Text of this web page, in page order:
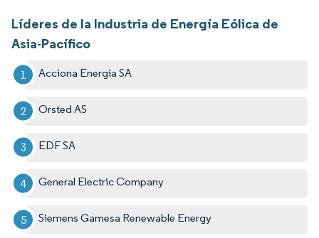
Líderes de la Industria de Energía Eólica de
Asia-Pacífico
Acciona Energia SA
Orsted AS
EDF SA
General Electric Company
Siemens Gamesa Renewable Energy